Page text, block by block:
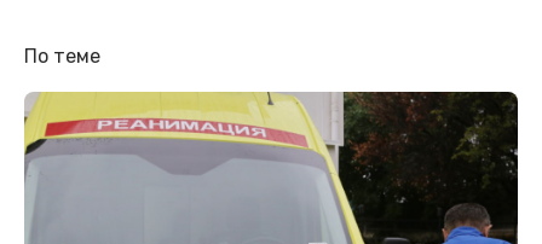
По теме